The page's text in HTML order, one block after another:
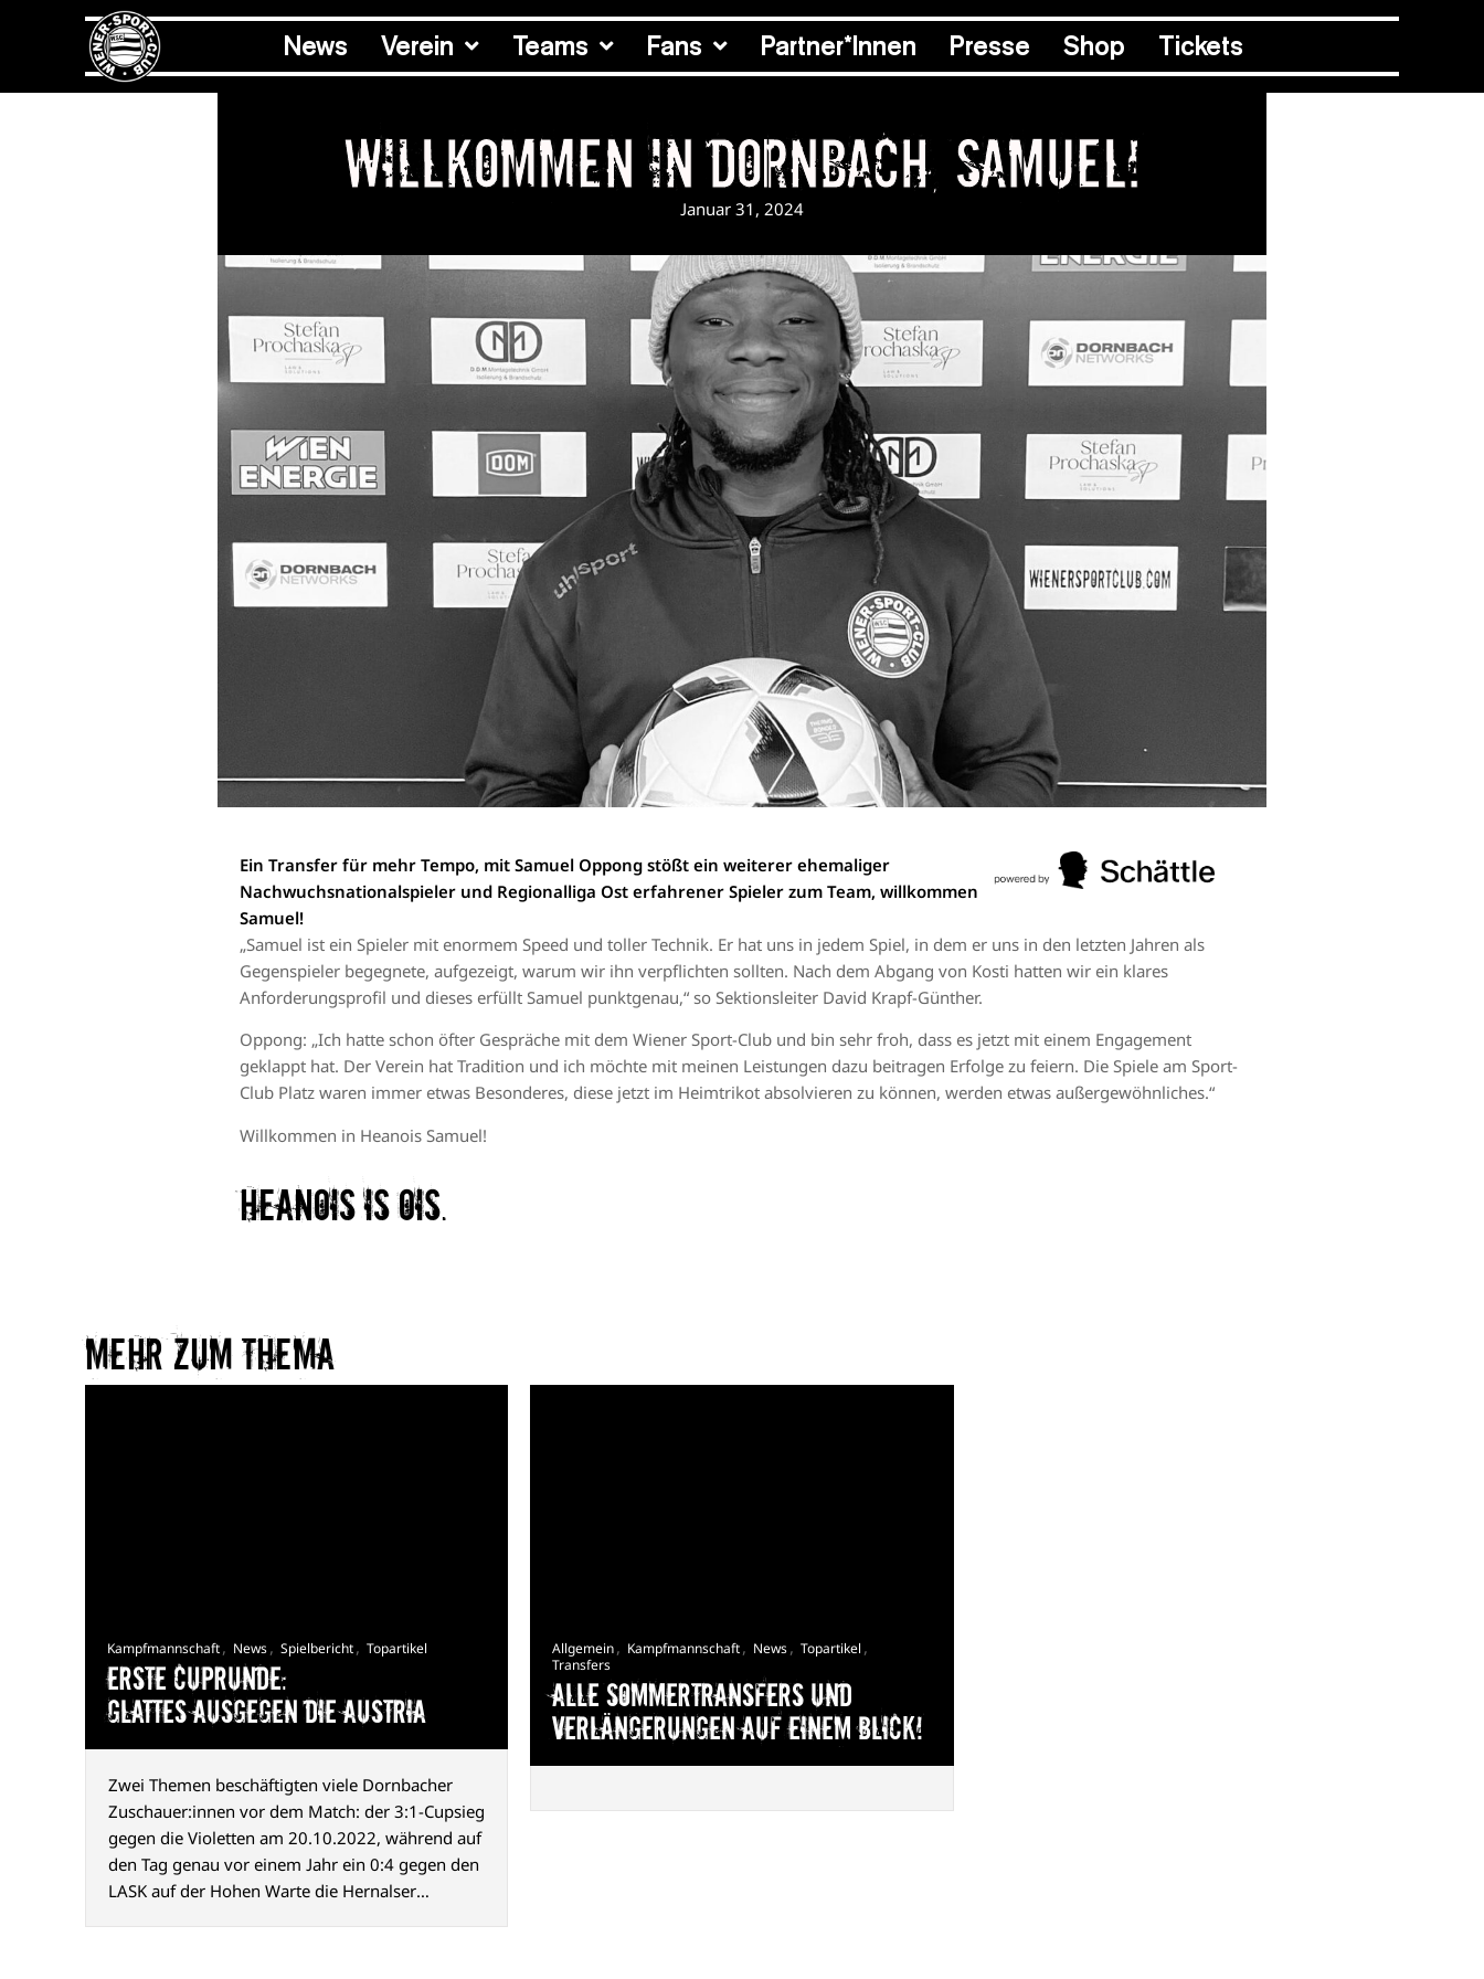
News Verein Teams Fans Partner*Innen Presse Shop Tickets
Willkommen in Dornbach, Samuel!
Januar 31, 2024
Ein Transfer für mehr Tempo, mit Samuel Oppong stößt ein weiterer ehemaliger
Nachwuchsnationalspieler und Regionalliga Ost erfahrener Spieler zum Team, willkommen
Samuel!
„Samuel ist ein Spieler mit enormem Speed und toller Technik. Er hat uns in jedem Spiel, in dem er uns in den letzten Jahren als
Gegenspieler begegnete, aufgezeigt, warum wir ihn verpflichten sollten. Nach dem Abgang von Kosti hatten wir ein klares
Anforderungsprofil und dieses erfüllt Samuel punktgenau,“ so Sektionsleiter David Krapf-Günther.
Oppong: „Ich hatte schon öfter Gespräche mit dem Wiener Sport-Club und bin sehr froh, dass es jetzt mit einem Engagement
geklappt hat. Der Verein hat Tradition und ich möchte mit meinen Leistungen dazu beitragen Erfolge zu feiern. Die Spiele am Sport-
Club Platz waren immer etwas Besonderes, diese jetzt im Heimtrikot absolvieren zu können, werden etwas außergewöhnliches.“
Willkommen in Heanois Samuel!
Heanois is ois.
Mehr zum Thema​
Kampfmannschaft, News, Spielbericht, Topartikel
Erste Cuprunde:
Glattes Ausgegen die Austria
Zwei Themen beschäftigten viele Dornbacher
Zuschauer:innen vor dem Match: der 3:1-Cupsieg
gegen die Violetten am 20.10.2022, während auf
den Tag genau vor einem Jahr ein 0:4 gegen den
LASK auf der Hohen Warte die Hernalser
Allgemein, Kampfmannschaft, News, Topartikel ,
Transfers
Alle Sommertransfers und
Verlängerungen auf einem Blick!